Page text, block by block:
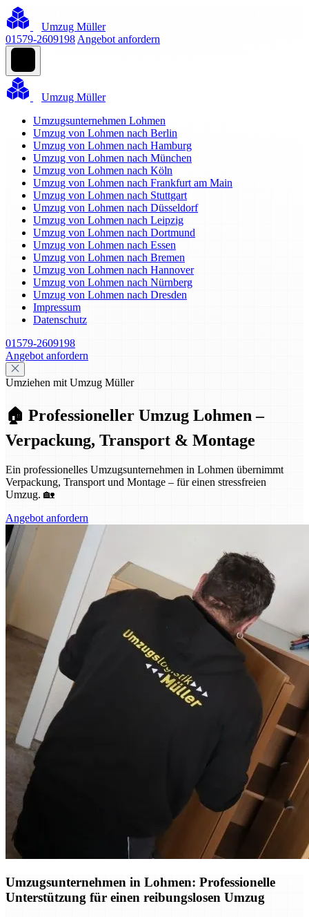
Umzug Müller
01579-2609198 Angebot anfordern
Umzug Müller
Umzugsunternehmen Lohmen
Umzug von Lohmen nach Berlin
Umzug von Lohmen nach Hamburg
Umzug von Lohmen nach München
Umzug von Lohmen nach Köln
Umzug von Lohmen nach Frankfurt am Main
Umzug von Lohmen nach Stuttgart
Umzug von Lohmen nach Düsseldorf
Umzug von Lohmen nach Leipzig
Umzug von Lohmen nach Dortmund
Umzug von Lohmen nach Essen
Umzug von Lohmen nach Bremen
Umzug von Lohmen nach Hannover
Umzug von Lohmen nach Nürnberg
Umzug von Lohmen nach Dresden
Impressum
Datenschutz
01579-2609198
Angebot anfordern
Umziehen mit Umzug Müller
🏠 Professioneller Umzug Lohmen –
Verpackung, Transport & Montage
Ein professionelles Umzugsunternehmen in Lohmen übernimmt
Verpackung, Transport und Montage – für einen stressfreien
Umzug. 🏡
Angebot anfordern
Umzugsunternehmen in Lohmen: Professionelle
Unterstützung für einen reibungslosen Umzug